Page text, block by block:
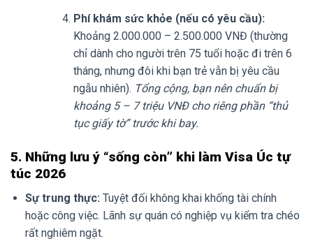
Phí khám sức khỏe (nếu có yêu cầu):
Khoảng 2.000.000 – 2.500.000 VNĐ (thường
chỉ dành cho người trên 75 tuổi hoặc đi trên 6
tháng, nhưng đôi khi bạn trẻ vẫn bị yêu cầu
ngẫu nhiên). Tổng cộng, bạn nên chuẩn bị
khoảng 5 – 7 triệu VNĐ cho riêng phần “thủ
tục giấy tờ” trước khi bay.
5. Những lưu ý “sống còn” khi làm Visa Úc tự
túc 2026
Sự trung thực: Tuyệt đối không khai khống tài chính
hoặc công việc. Lãnh sự quán có nghiệp vụ kiểm tra chéo
rất nghiêm ngặt.